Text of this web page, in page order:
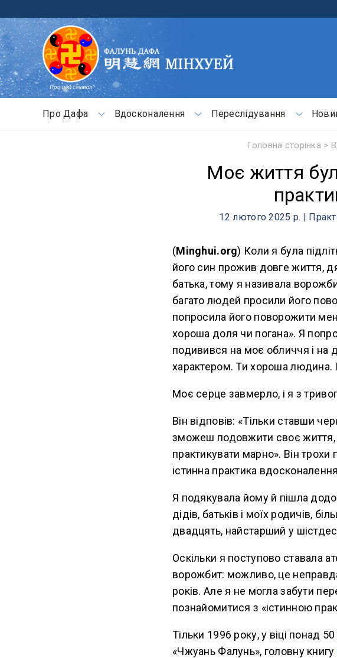
Про Дафа Вдосконалення Переслідування
Головна сторінка >
Моє життя
12 лютого 2025 р. |
(Minghui.org) Коли я була
його син прожив довге життя,
батька, тому я називала
багато людей просили його
попросила його поворожити
хороша доля чи погана». Я
подивився на моє обличчя і на
характером. Ти хороша
Моє серце завмерло, і я з
Він відповів: «Тільки ставши
зможеш подовжити своє життя,
практикувати марно». Він
істинна практика
Я подякувала йому й пішла
дідів, батьків і моїх родичів,
двадцять, найстарший у
Оскільки я поступово ставала
ворожбит: можливо, це
років. Але я не могла забути
познайомитися з «істинною
Тільки 1996 року, у віці понад
«Чжуань Фалунь», головну книгу